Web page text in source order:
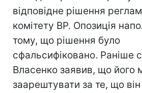
відповідне рішення
комітету ВР. Опозиція
тому, що рішення було
сфальсифіковано. Раніше
Власенко заявив, що його
заарештувати за те, що